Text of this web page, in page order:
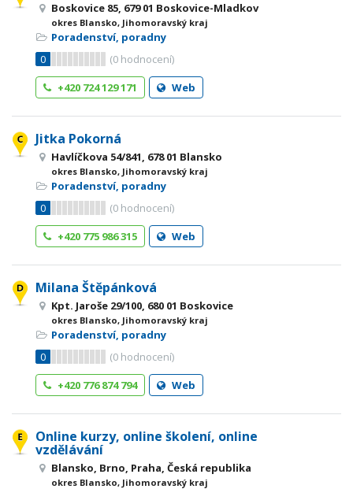
Boskovice 85, 679 01 Boskovice-Mladkov
okres Blansko, Jihomoravský kraj
Poradenství, poradny
0
(0 hodnocení)
+420 724 129 171
Web
Jitka Pokorná
Havlíčkova 54/841, 678 01 Blansko
okres Blansko, Jihomoravský kraj
Poradenství, poradny
0
(0 hodnocení)
+420 775 986 315
Web
Milana Štěpánková
Kpt. Jaroše 29/100, 680 01 Boskovice
okres Blansko, Jihomoravský kraj
Poradenství, poradny
0
(0 hodnocení)
+420 776 874 794
Web
Online kurzy, online školení, online
vzdělávání
Blansko, Brno, Praha, Česká republika
okres Blansko, Jihomoravský kraj